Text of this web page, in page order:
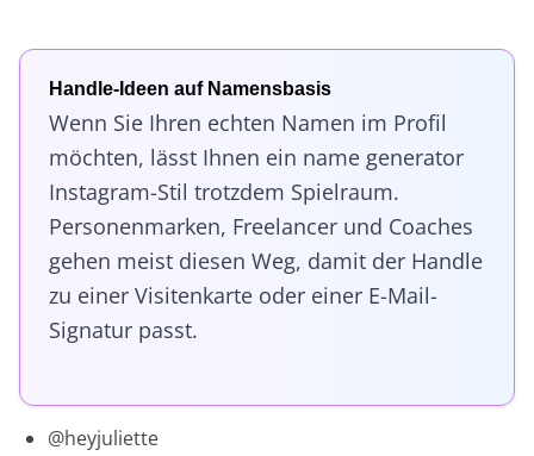
Handle-Ideen auf Namensbasis
Wenn Sie Ihren echten Namen im Profil
möchten, lässt Ihnen ein name generator
Instagram-Stil trotzdem Spielraum.
Personenmarken, Freelancer und Coaches
gehen meist diesen Weg, damit der Handle
zu einer Visitenkarte oder einer E-Mail-
Signatur passt.
@heyjuliette